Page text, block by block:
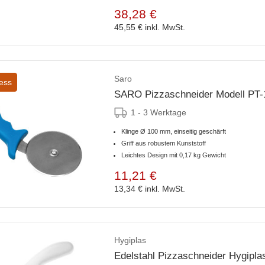
38,28 €
45,55 € inkl. MwSt.
Saro
SARO Pizzaschneider Modell PT-
1 - 3 Werktage
Klinge Ø 100 mm, einseitig geschärft
Griff aus robustem Kunststoff
Leichtes Design mit 0,17 kg Gewicht
11,21 €
13,34 € inkl. MwSt.
Hygiplas
Edelstahl Pizzaschneider